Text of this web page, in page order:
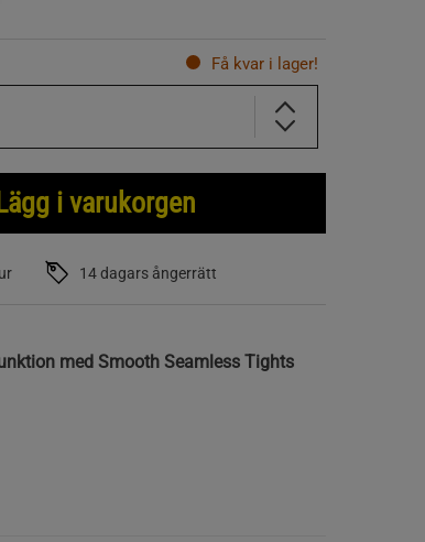
Få kvar i lager!
Lägg i varukorgen
14 dagars ångerrätt
med Smooth Seamless Tights